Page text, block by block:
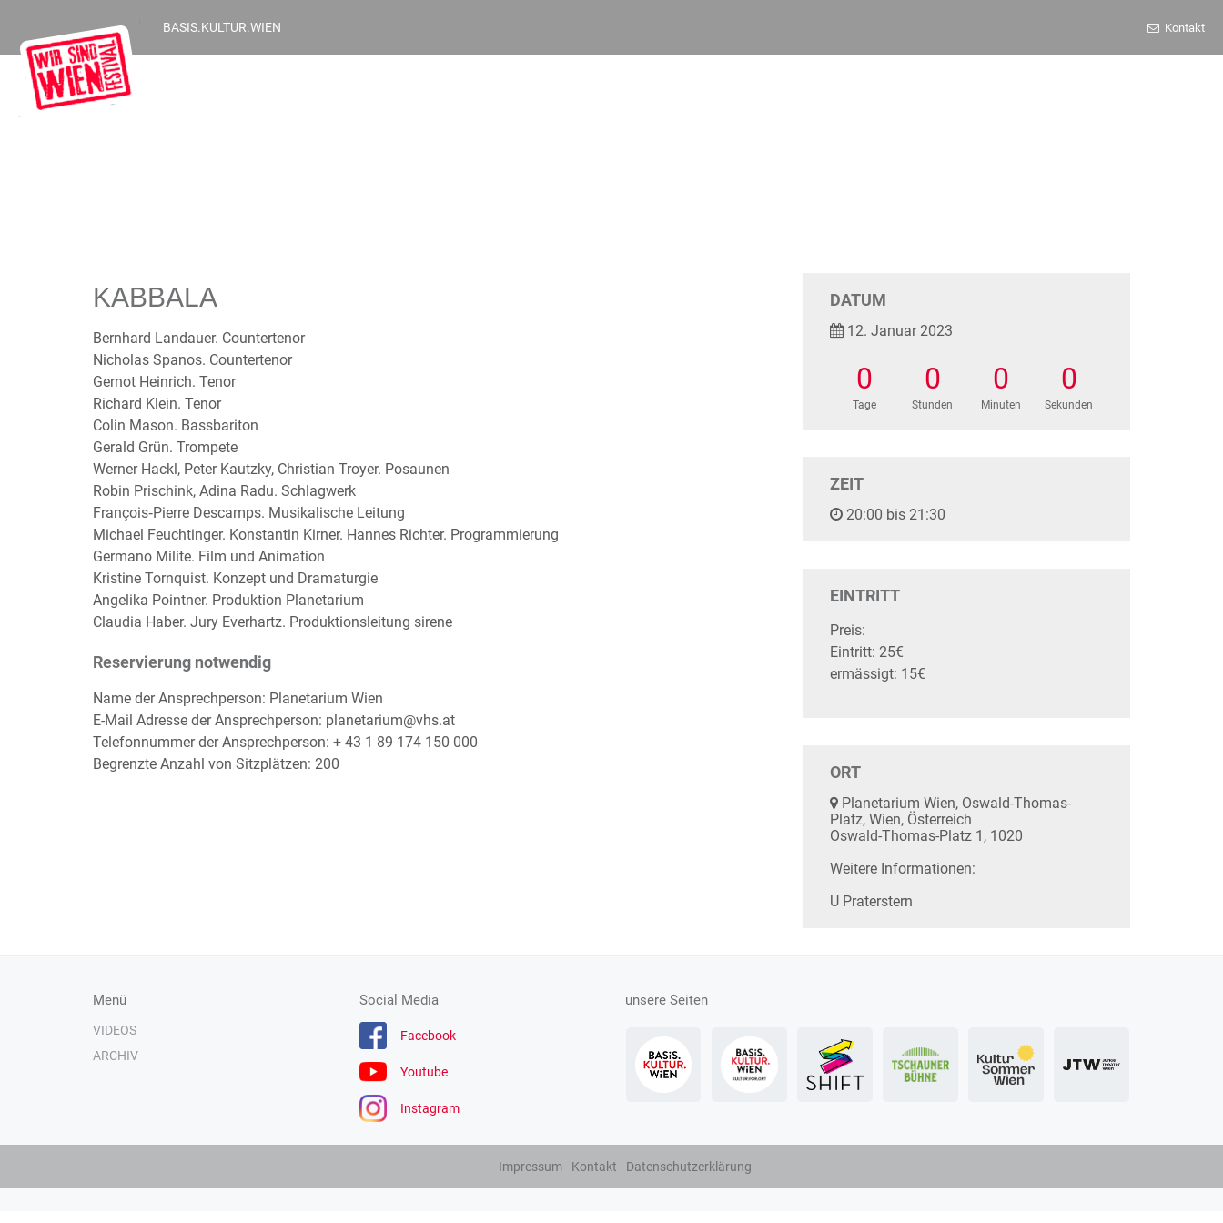
BASIS.KULTUR.WIEN Kontakt
KABBALA
Bernhard Landauer. Countertenor
Nicholas Spanos. Countertenor
Gernot Heinrich. Tenor
Richard Klein. Tenor
Colin Mason. Bassbariton
Gerald Grün. Trompete
Werner Hackl, Peter Kautzky, Christian Troyer. Posaunen
Robin Prischink, Adina Radu. Schlagwerk
François‐Pierre Descamps. Musikalische Leitung
Michael Feuchtinger. Konstantin Kirner. Hannes Richter. Programmierung
Germano Milite. Film und Animation
Kristine Tornquist. Konzept und Dramaturgie
Angelika Pointner. Produktion Planetarium
Claudia Haber. Jury Everhartz. Produktionsleitung sirene
Reservierung notwendig
Name der Ansprechperson: Planetarium Wien
E-Mail Adresse der Ansprechperson: planetarium@vhs.at
Telefonnummer der Ansprechperson: + 43 1 89 174 150 000
Begrenzte Anzahl von Sitzplätzen: 200
DATUM
12. Januar 2023
0
Tage
0
Stunden
0
Minuten
0
Sekunden
ZEIT
20:00 bis 21:30
EINTRITT
Preis:
Eintritt: 25€
ermässigt: 15€
ORT
Planetarium Wien, Oswald-Thomas-
Platz, Wien, Österreich
Oswald-Thomas-Platz 1, 1020
Weitere Informationen:
U Praterstern
Menü
VIDEOS
ARCHIV
Social Media
Facebook
Youtube
Instagram
unsere Seiten
Impressum Kontakt Datenschutzerklärung